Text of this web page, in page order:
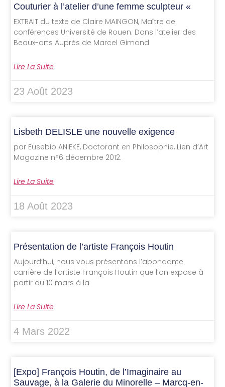
Couturier à l’atelier d’une femme sculpteur «
EXTRAIT du texte de Claire MAINGON, Maître de
conférences Université de Rouen. Dans l’atelier des
Beaux-arts Auprès de Marcel Gimond
Lire La Suite
23 Août 2023
Lisbeth DELISLE une nouvelle exigence
par Eusebio ANIEKE, Doctorant en Philosophie, Lien d’Art
Magazine n°6 décembre 2012.
Lire La Suite
18 Août 2023
Présentation de l’artiste François Houtin
Aujourd’hui, nous vous présentons l’abondante
carrière de l’artiste François Houtin que l’on expose à
partir du 10 mars à la
Lire La Suite
4 Mars 2022
[Expo] François Houtin, de l’Imaginaire au
Sauvage, à la Galerie du Minorelle – Marcq-en-